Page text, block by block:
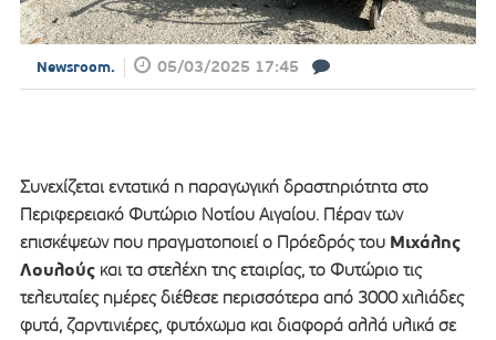
Newsroom. 05/03/2025 17:45
Συνεχίζεται εντατικά η παραγωγική δραστηριότητα στο
Περιφερειακό Φυτώριο Νοτίου Αιγαίου. Πέραν των
επισκέψεων που πραγματοποιεί ο Πρόεδρός του Μιχάλης
Λουλούςκαι τα στελέχη της εταιρίας, το Φυτώριο τις
τελευταίες ημέρες διέθεσε περισσότερα από 3000 χιλιάδες
φυτά, ζαρντινιέρες, φυτόχωμα και διαφορά αλλά υλικά σε